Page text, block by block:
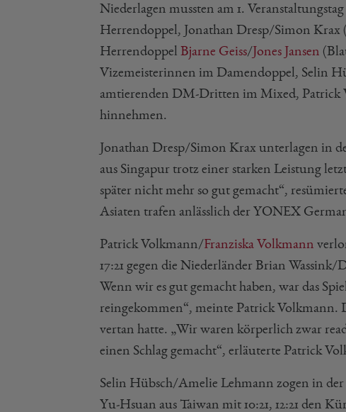
Niederlagen mussten am 1.
Herrendoppel, Jonathan Dresp/Simon
Herrendoppel Bjarne Geiss/Jones Jansen
Vizemeisterinnen im Damendoppel, Selin
amtierenden DM-Dritten im Mixed, Patrick
hinnehmen.
Jonathan Dresp/Simon Krax unterlagen in
aus Singapur trotz einer starken Leistung
später nicht mehr so gut gemacht“,
Asiaten trafen anlässlich der YONEX
Patrick Volkmann/Franziska Volkmann
17:21 gegen die Niederländer Brian
Wenn wir es gut gemacht haben, war das
reingekommen“, meinte Patrick Volkmann.
vertan hatte. „Wir waren körperlich zwar
einen Schlag gemacht“, erläuterte Patrick
Selin Hübsch/Amelie Lehmann zogen in
Yu-Hsuan aus Taiwan mit 10:21, 12:21 den